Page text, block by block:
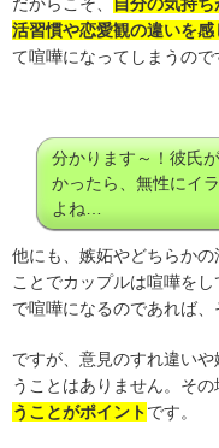
活習慣や恋愛観の違いを感
て喧嘩になってしまうので
分かります～！彼氏
かったら、無性にイ
よね…
他にも、嫉妬やどちらか
ことでカップルは喧嘩を
で喧嘩になるのであれば、
ですが、意見のすれ違い
うことはありません。そ
うことがポイントです。